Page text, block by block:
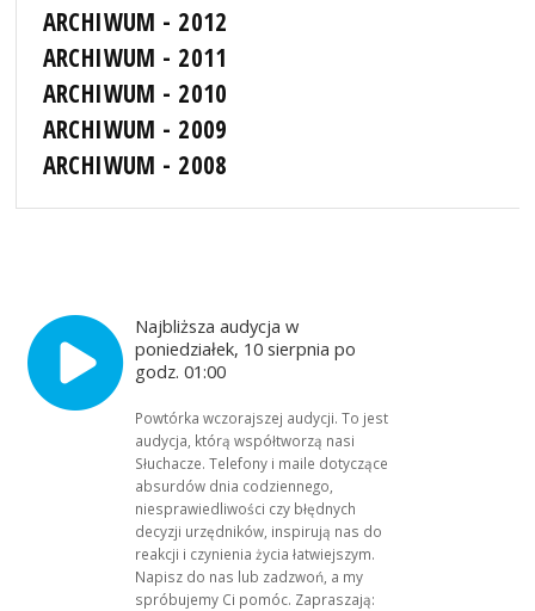
ARCHIWUM - 2012
ARCHIWUM - 2011
ARCHIWUM - 2010
ARCHIWUM - 2009
ARCHIWUM - 2008
Najbliższa audycja w
poniedziałek, 10 sierpnia po
godz. 01:00
Powtórka wczorajszej audycji. To jest
audycja, którą współtworzą nasi
Słuchacze. Telefony i maile dotyczące
absurdów dnia codziennego,
niesprawiedliwości czy błędnych
decyzji urzędników, inspirują nas do
reakcji i czynienia życia łatwiejszym.
Napisz do nas lub zadzwoń, a my
spróbujemy Ci pomóc. Zapraszają: